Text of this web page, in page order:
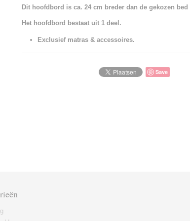
Dit hoofdbord is ca. 24 cm breder dan de gekozen
Het hoofdbord bestaat uit 1 deel.
Exclusief matras & accessoires.
Save